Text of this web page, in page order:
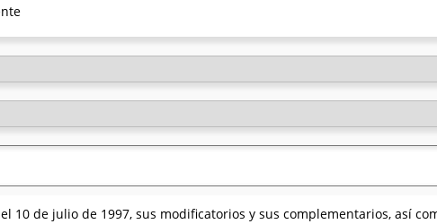
10 de julio de 1997, sus modificatorios y sus complementarios, así